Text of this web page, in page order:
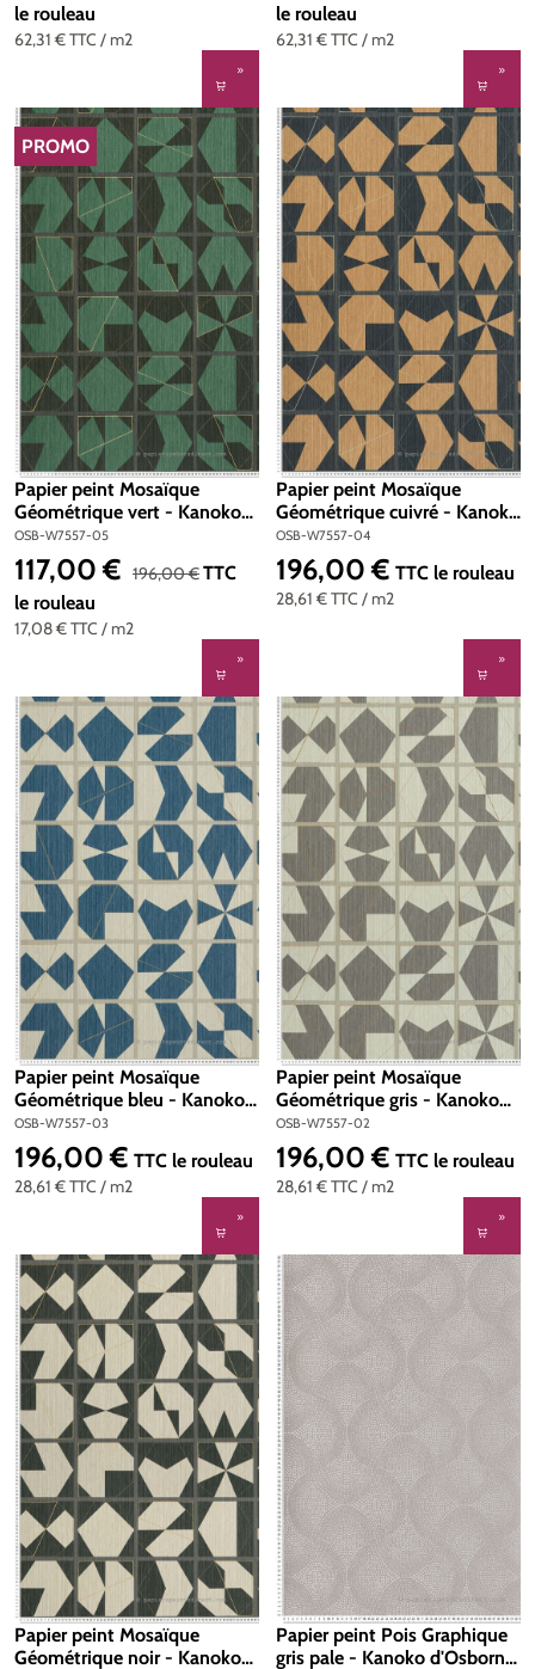
62,31 €TTC / m2
le rouleau
62,31 €TTC / m2
le rouleau
RÉDUCTION
PROMO
Papier peint Mosaïque
Géométrique vert - Kanoko
d'Osborne & Little | Réf.
OSB-W7557-05
OSB-W7557-05
17,08 €TTC / m2
Prix de vente :
117,00 € Prix régulier :
196,00 €TTC
le rouleau
Papier peint Mosaïque
Géométrique cuivré - Kanoko
d'Osborne & Little | Réf.
OSB-W7557-04
OSB-W7557-04
28,61 €TTC / m2
Prix régulier :
196,00 € TTC le rouleau
Papier peint Mosaïque
Géométrique bleu - Kanoko
d'Osborne & Little | Réf.
OSB-W7557-03
OSB-W7557-03
28,61 €TTC / m2
Prix régulier :
196,00 € TTC le rouleau
Papier peint Mosaïque
Géométrique gris - Kanoko
d'Osborne & Little | Réf.
OSB-W7557-02
OSB-W7557-02
28,61 €TTC / m2
Prix régulier :
196,00 € TTC le rouleau
Papier peint Mosaïque
Géométrique noir - Kanoko
Papier peint Pois Graphique
gris pale - Kanoko d'Osborne